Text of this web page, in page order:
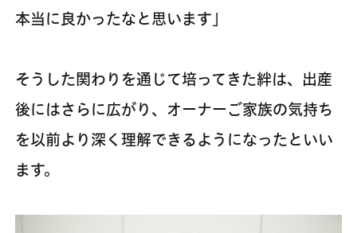
本当に良かったなと思います」
そうした関わりを通じて培ってきた絆は、出産
後にはさらに広がり、オーナーご家族の気持ち
を以前より深く理解できるようになったといい
ます。